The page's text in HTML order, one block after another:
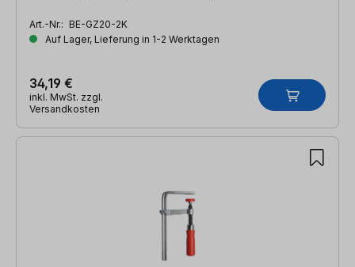
Art.-Nr.: BE-GZ20-2K
Auf Lager, Lieferung in 1-2 Werktagen
34,19 €
inkl. MwSt. zzgl.
Versandkosten